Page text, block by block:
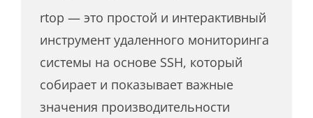
rtop — это простой и интерактивный
инструмент удаленного мониторинга
системы на основе SSH, который
собирает и показывает важные
значения производительности